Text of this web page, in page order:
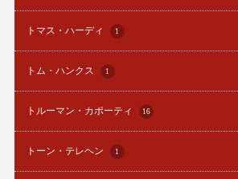
トマス・ハーディ 1
トム・ハンクス 1
トルーマン・カポーティ 16
トーン・テレヘン 1